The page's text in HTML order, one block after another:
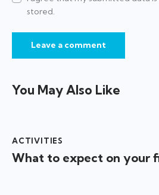
stored.
You May Also Like
ACTIVITIES
What to expect on your